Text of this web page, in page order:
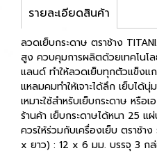
รายละเอียดสินค้า
ลวดเย็บกระดาษ ตราช้าง
สูง ควบคุมการผลิตด้วยเทคโนโ
แลนด์ ทำให้ลวดเย็บทุกตัวแข็งแ
แหลมคมทำให้เจาะได้ลึก เย็บได้
เหมาะใช้สำหรับเย็บกระดาษ หรื
ร้านค้า เย็บกระดาษได้หนา 25 แ
ควรให้ร่วมกับเครื่องเย็บ ตราช้า
x ยาว) : 12 x 6 มม. บรรจุ 3